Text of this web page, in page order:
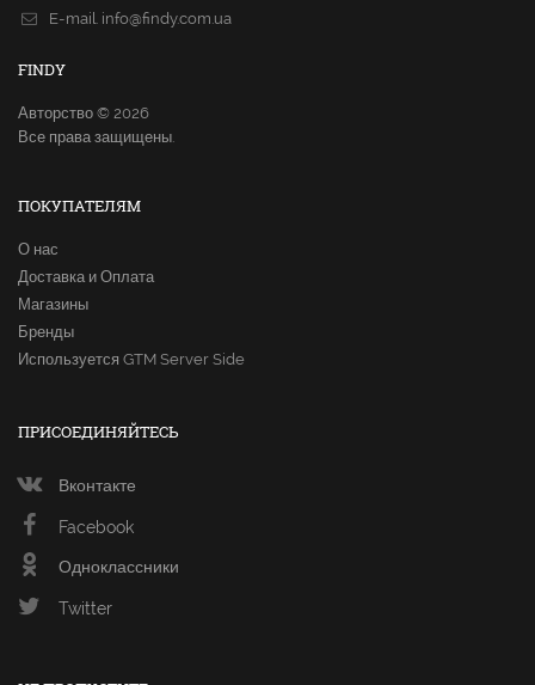
E-mail. info@findy.com.ua
FINDY
Авторство © 2026
Все права защищены.
ПОКУПАТЕЛЯМ
О нас
Доставка и Оплата
Магазины
Бренды
Используется GTM Server Side
ПРИСОЕДИНЯЙТЕСЬ
Вконтакте
Facebook
Одноклассники
Twitter